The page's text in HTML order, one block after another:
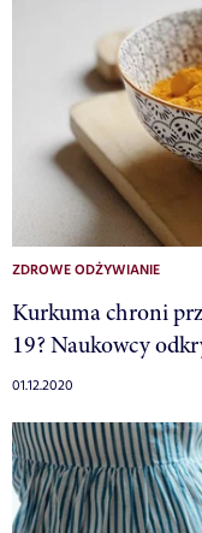
ZDROWE ODŻYWIANIE
Kurkuma chroni
19? Naukowcy
01.12.2020